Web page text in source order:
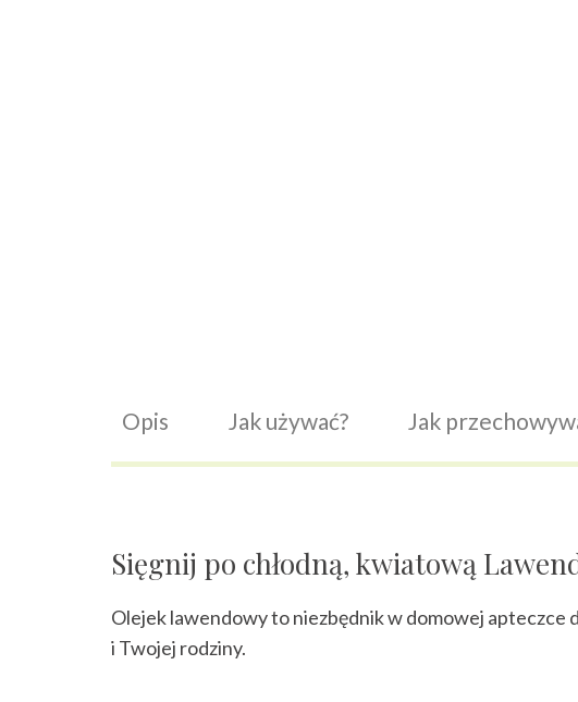
Opis Jak używać? Jak
Sięgnij po chłodną, kwiatową
Olejek lawendowy to niezbędnik w domowej apteczce
i Twojej rodziny.